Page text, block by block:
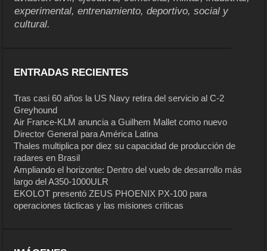
experimental, entrenamiento, deportivo, social y
cultural.
ENTRADAS RECIENTES
Tras casi 60 años la US Navy retira del servicio al C-2
Greyhound
Air France-KLM anuncia a Guilhem Mallet como nuevo
Director General para América Latina
Thales multiplica por diez su capacidad de producción de
radares en Brasil
Ampliando el horizonte: Dentro del vuelo de desarrollo más
largo del A350-1000ULR
EKOLOT presentó ZEUS PHOENIX PX-100 para
operaciones tácticas y las misiones críticas